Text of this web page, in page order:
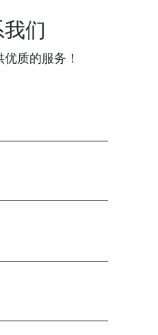
们
质的服务！